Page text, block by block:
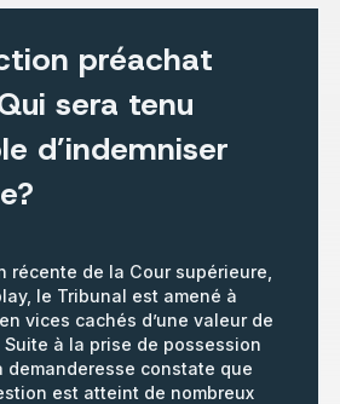
préachat
sera tenu
d’indemniser
récente de la Cour supérieure,
le Tribunal est amené à
vices cachés d’une valeur de
à la prise de possession
demanderesse constate que
est atteint de nombreux